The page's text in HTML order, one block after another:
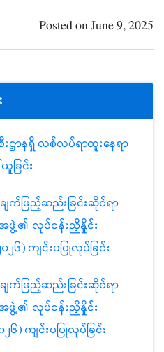
Posted on June 9, 2025
ဌာနရှိ လစ်လပ်ရာထူးနေရာ
ခြင်း
ဖြည့်ဆည်းခြင်းဆိုင်ရာ
အဖွဲ့၏ လုပ်ငန်းညှိနှိုင်း
) ကျင်းပပြုလုပ်ခြင်း
ဖြည့်ဆည်းခြင်းဆိုင်ရာ
အဖွဲ့၏ လုပ်ငန်းညှိနှိုင်း
) ကျင်းပပြုလုပ်ခြင်း